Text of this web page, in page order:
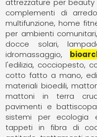
attrezzature per beauty
complementi di
multifunzione home
per ambienti comunitari
docce solari,
idromassaggio
l'edilizia cocciopesto
cotto fatto a mano
materiali bioedili
mattoni in terra
pavimenti e
sistemi per ecologia
tappeti in fibra di